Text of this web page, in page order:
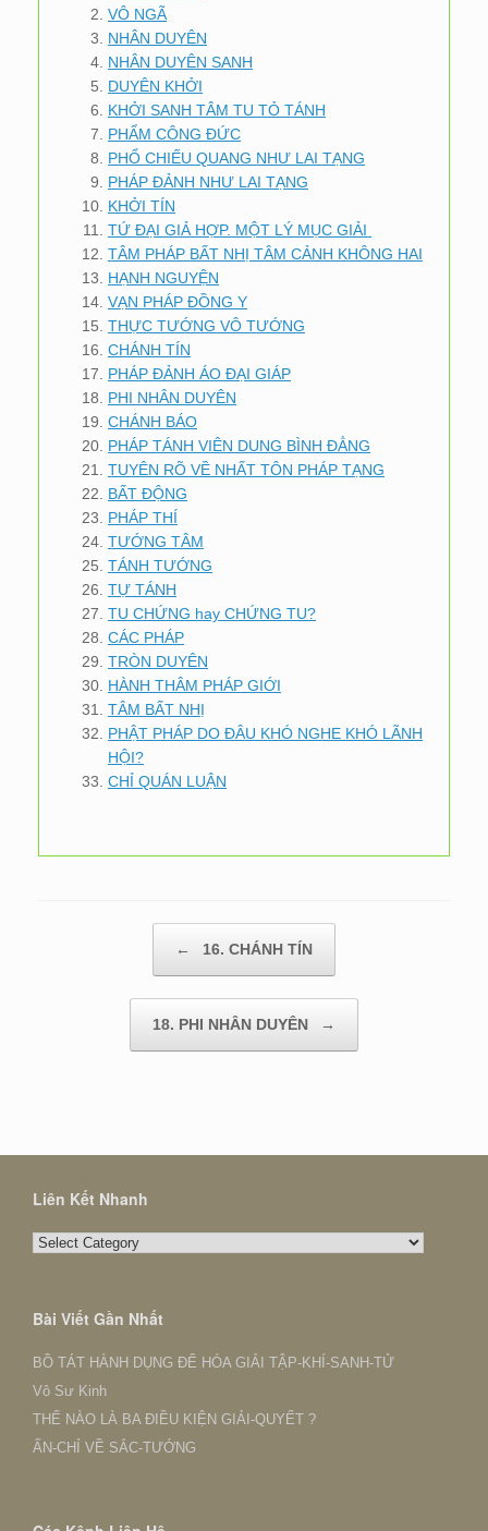
VÔ NGÃ
NHÂN DUYÊN
NHÂN DUYÊN SANH
DUYÊN KHỞI
KHỞI SANH TÂM TU TỎ TÁNH
PHẨM CÔNG ĐỨC
PHỔ CHIẾU QUANG NHƯ LAI TẠNG
PHÁP ĐẢNH NHƯ LAI TẠNG
KHỞI TÍN
TỨ ĐẠI GIẢ HỢP. MỘT LÝ MỤC GIẢI
TÂM PHÁP BẤT NHỊ TÂM CẢNH KHÔNG HAI
HẠNH NGUYỆN
VẠN PHÁP ĐỒNG Y
THỰC TƯỚNG VÔ TƯỚNG
CHÁNH TÍN
PHÁP ĐẢNH ÁO ĐẠI GIÁP
PHI NHÂN DUYÊN
CHÁNH BÁO
PHÁP TÁNH VIÊN DUNG BÌNH ĐẲNG
TUYÊN RÕ VỀ NHẤT TÔN PHÁP TẠNG
BẤT ĐỘNG
PHÁP THÍ
TƯỚNG TÂM
TÁNH TƯỚNG
TỰ TÁNH
TU CHỨNG hay CHỨNG TU?
CÁC PHÁP
TRÒN DUYÊN
HÀNH THÂM PHÁP GIỚI
TÂM BẤT NHỊ
PHẬT PHÁP DO ĐÂU KHÓ NGHE KHÓ LÃNH
HỘI?
CHỈ QUÁN LUẬN
← 16. CHÁNH TÍN
18. PHI NHÂN DUYÊN →
Liên Kết Nhanh
Liên
Bài Viết Gần Nhất
BỒ TÁT HÀNH DỤNG ĐỂ HÓA GIẢI TẬP-KHÍ-SANH-TỬ
Vô Sư Kinh
THẾ NÀO LÀ BA ĐIỀU KIỆN GIẢI-QUYẾT ?
ẤN-CHỈ VỀ SẮC-TƯỚNG